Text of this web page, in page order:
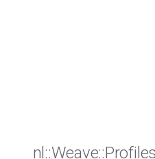
nl ::Weave::Profiles